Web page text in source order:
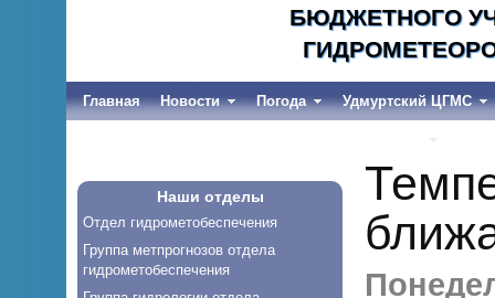
БЮДЖЕТНОГО
Главная Новости Погода Удмуртский ЦГМС
Наши отделы
Отдел гидрометобеспечения
Группа метпрогнозов отдела
гидрометобеспечения